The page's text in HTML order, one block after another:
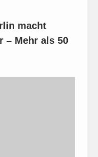
macht
– Mehr als 50